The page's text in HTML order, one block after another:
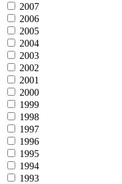
2007
2006
2005
2004
2003
2002
2001
2000
1999
1998
1997
1996
1995
1994
1993